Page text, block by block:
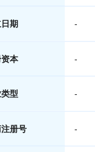
期 -
本 -
型 -
册号 -